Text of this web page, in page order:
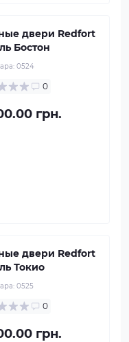
двери Redfort
Бостон
0524
0
грн.
двери Redfort
Токио
0525
0
грн.